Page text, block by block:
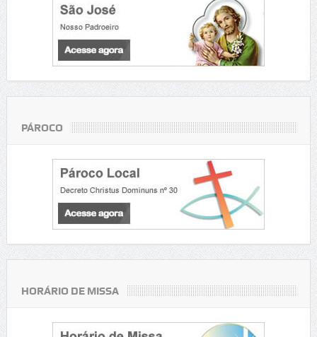
PÁROCO
HORÁRIO DE MISSA